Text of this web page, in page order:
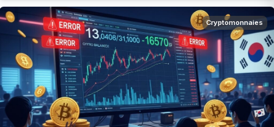
Cryptomonnaies